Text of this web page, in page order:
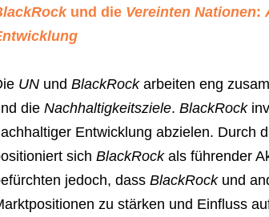
und die Vereinten Nationen:
UNund BlackRockarbeiten eng
die Nachhaltigkeitsziele. BlackRock
Entwicklung abzielen. Durch
sich BlackRockals führender
jedoch, dass BlackRockund
zu stärken und Einfluss